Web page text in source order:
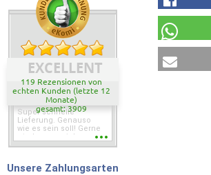
EXCELLENT
119 Rezensionen von
echten Kunden (letzte 12
Monate)
gesamt: 3909
Super schnelle
Lieferung. Genauso
wie es sein soll! Gerne
wieder wenn ich was
Unsere Zahlungsarten